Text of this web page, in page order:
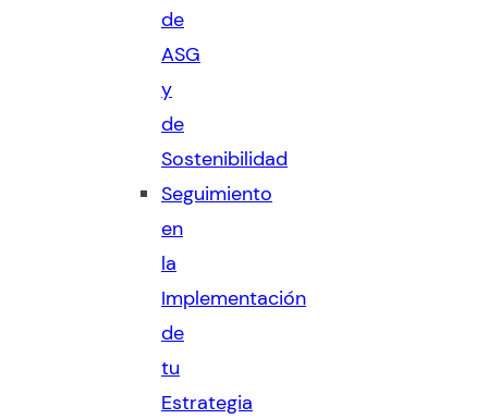
de
ASG
y
de
Sostenibilidad
Seguimiento
en
la
Implementación
de
tu
Estrategia